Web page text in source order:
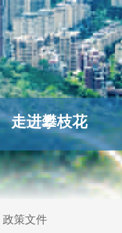
走进攀枝花
政策文件